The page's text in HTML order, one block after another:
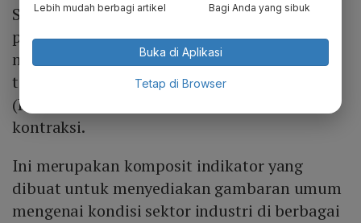
Selain friendshoring', fenomena proteksi
perdagangan atau protectionism juga
menjadi tantangan bagi Indonesia. Hal ini
tercermin dari Prompt Manufacturing Index
(PMI) di berbagai negara masih mengalami
kontraksi.
Ini merupakan komposit indikator yang
dibuat untuk menyediakan gambaran umum
mengenai kondisi sektor industri di berbagai
Lebih mudah berbagi artikel Bagi Anda yang sibuk
Buka di Aplikasi
Tetap di Browser